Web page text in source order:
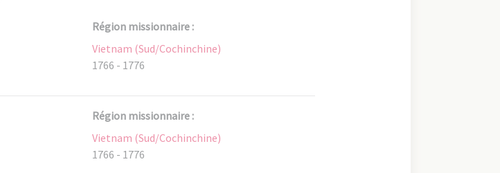
Région missionnaire :
Vietnam (Sud/Cochinchine)
1766 - 1776
Région missionnaire :
Vietnam (Sud/Cochinchine)
1766 - 1776